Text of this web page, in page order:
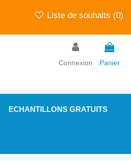
Liste de souhaits (0)
Connexion
Panier
ECHANTILLONS GRATUITS